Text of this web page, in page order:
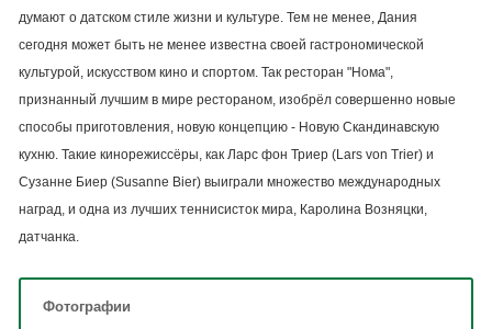
думают о датском стиле жизни и культуре. Тем не менее, Дания
сегодня может быть не менее известна своей гастрономической
культурой, искусством кино и спортом. Так ресторан "Нома",
признанный лучшим в мире рестораном, изобрёл совершенно новые
способы приготовления, новую концепцию - Новую Cкандинавскую
кухню. Такие кинорежиссёры, как Ларс фон Триер (Lars von Trier) и
Сузанне Биер (Susanne Bier) выиграли множество международных
наград, и одна из лучших теннисисток мира, Каролина Возняцки,
датчанка.
Фотографии